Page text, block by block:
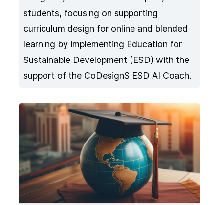
students, focusing on supporting
curriculum design for online and blended
learning by implementing Education for
Sustainable Development (ESD) with the
support of the CoDesignS ESD AI Coach.